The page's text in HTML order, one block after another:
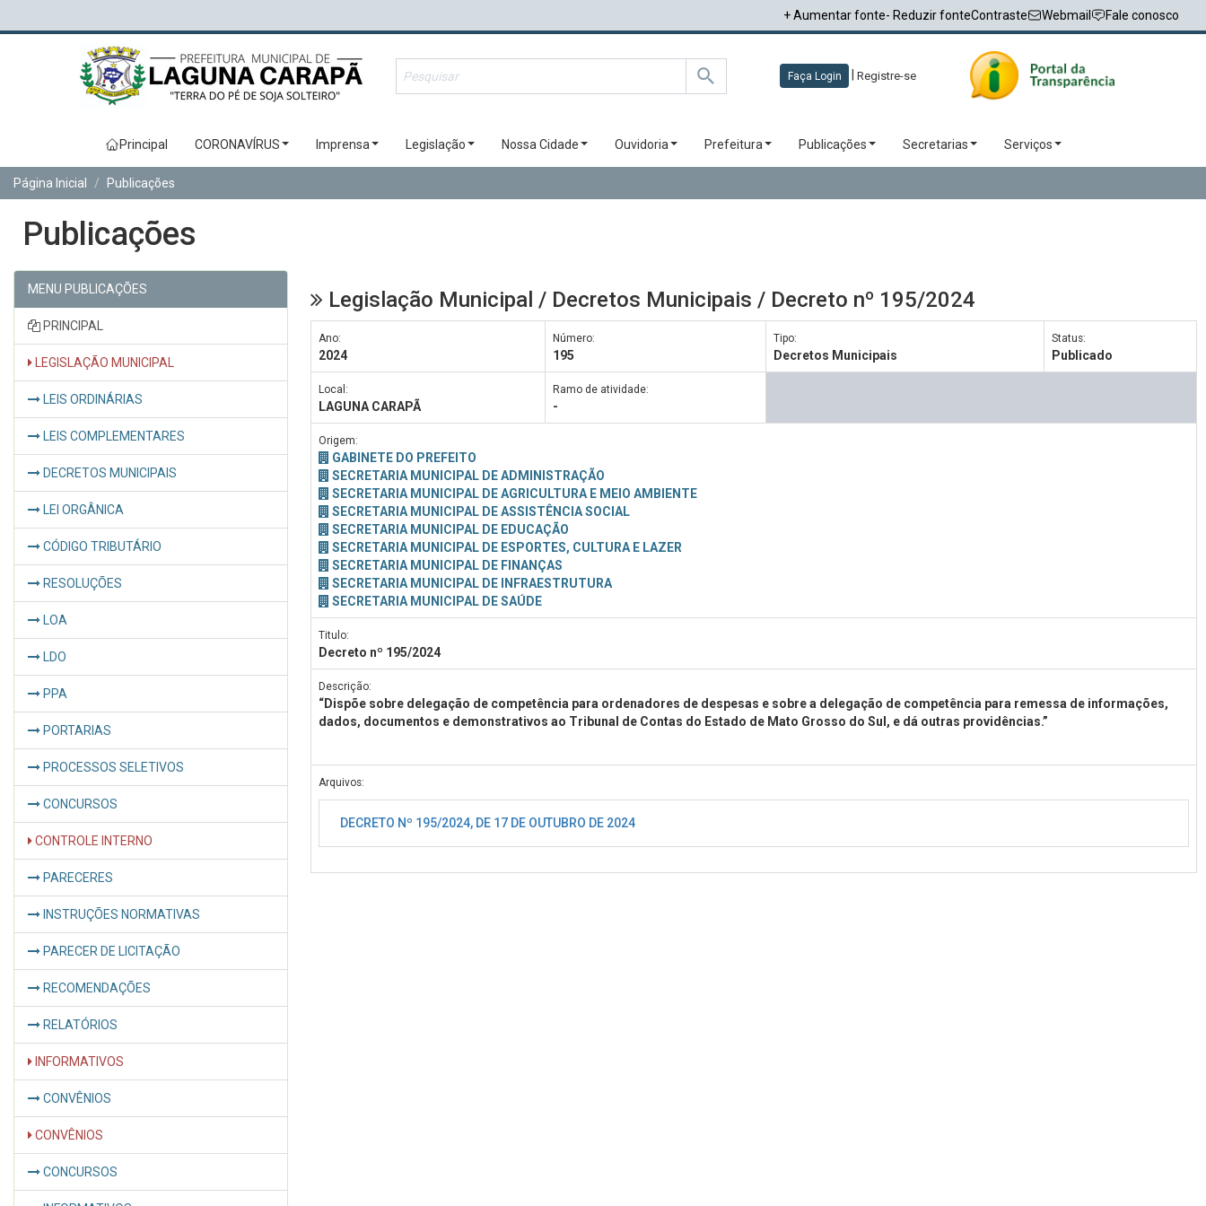
+ Aumentar fonte- Reduzir fonteContraste Webmail Fale conosco
Faça Login Registre-se
Principal CORONAVÍRUS Imprensa Legislação Nossa Cidade Ouvidoria Prefeitura Publicações Secretarias Serviços
Página Inicial Publicações
Publicações
MENU PUBLICAÇÕES
PRINCIPAL
LEGISLAÇÃO MUNICIPAL
LEIS ORDINÁRIAS
LEIS COMPLEMENTARES
DECRETOS MUNICIPAIS
LEI ORGÂNICA
CÓDIGO TRIBUTÁRIO
RESOLUÇÕES
LOA
LDO
PPA
PORTARIAS
PROCESSOS SELETIVOS
CONCURSOS
CONTROLE INTERNO
PARECERES
INSTRUÇÕES NORMATIVAS
PARECER DE LICITAÇÃO
RECOMENDAÇÕES
RELATÓRIOS
INFORMATIVOS
CONVÊNIOS
CONVÊNIOS
CONCURSOS
Legislação Municipal / Decretos Municipais / Decreto nº 195/2024
Ano:
2024
Número:
195
Tipo:
Decretos Municipais
Status:
Publicado
Local:
LAGUNA CARAPÃ
Ramo de atividade:
-
Origem:
GABINETE DO PREFEITO
SECRETARIA MUNICIPAL DE ADMINISTRAÇÃO
SECRETARIA MUNICIPAL DE AGRICULTURA E MEIO AMBIENTE
SECRETARIA MUNICIPAL DE ASSISTÊNCIA SOCIAL
SECRETARIA MUNICIPAL DE EDUCAÇÃO
SECRETARIA MUNICIPAL DE ESPORTES, CULTURA E LAZER
SECRETARIA MUNICIPAL DE FINANÇAS
SECRETARIA MUNICIPAL DE INFRAESTRUTURA
SECRETARIA MUNICIPAL DE SAÚDE
Titulo:
Decreto nº 195/2024
Descrição:
“Dispõe sobre delegação de competência para ordenadores de despesas e sobre a delegação de competência para remessa de informações,
dados, documentos e demonstrativos ao Tribunal de Contas do Estado de Mato Grosso do Sul, e dá outras providências.”
Arquivos:
DECRETO Nº 195/2024, DE 17 DE OUTUBRO DE 2024